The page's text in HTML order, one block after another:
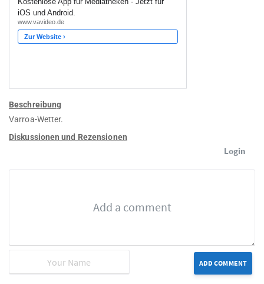
Beschreibung
Varroa-Wetter.
Diskussionen und Rezensionen
Login
ADD COMMENT